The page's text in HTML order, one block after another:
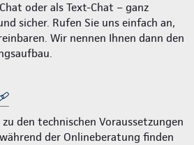
oder als Text-Chat – ganz
sicher. Rufen Sie uns einfach an,
Wir nennen Ihnen dann den
den technischen Voraussetzungen
der Onlineberatung finden